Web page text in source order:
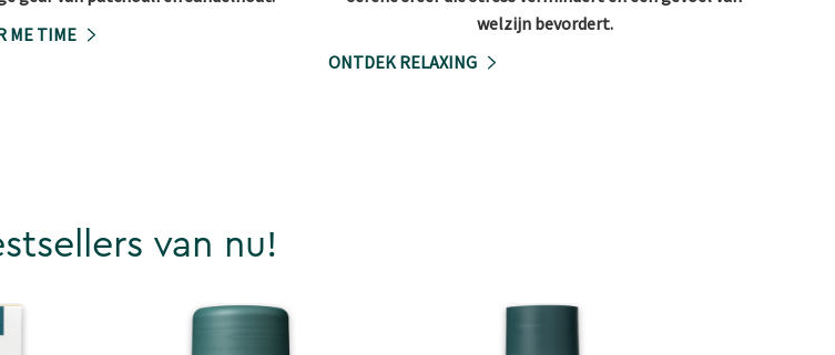
ME TIME
welzijn bevordert.
ONTDEK RELAXING
van nu!